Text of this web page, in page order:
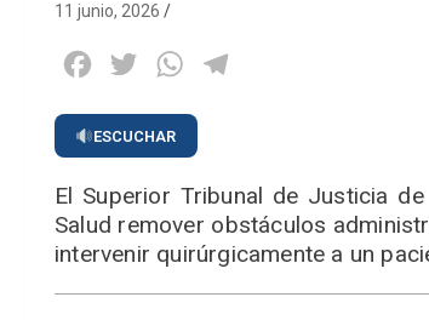
11 junio, 2026
Facebook
Twitter WhatsApp
ESCUCHAR
El Superior Tribunal de Justicia
Salud remover obstáculos
intervenir quirúrgicamente a un